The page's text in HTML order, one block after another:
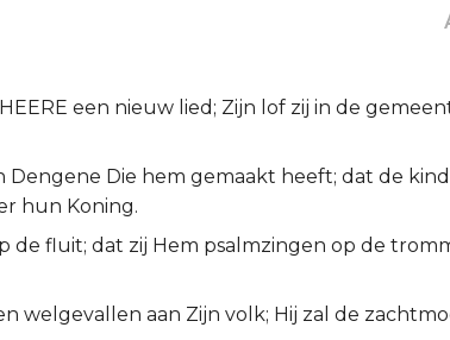
een nieuw lied; Zijn lof zij in de
Dengene Die hem gemaakt heeft; dat de
hun Koning.
de fluit; dat zij Hem psalmzingen op de
welgevallen aan Zijn volk; Hij zal de